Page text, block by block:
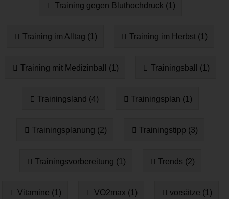
Training gegen Bluthochdruck (1)
Training im Alltag (1) Training im Herbst (1)
Training mit Medizinball (1) Trainingsball (1)
Trainingsland (4) Trainingsplan (1)
Trainingsplanung (2) Trainingstipp (3)
Trainingsvorbereitung (1) Trends (2)
Vitamine (1) VO2max (1) vorsätze (1)